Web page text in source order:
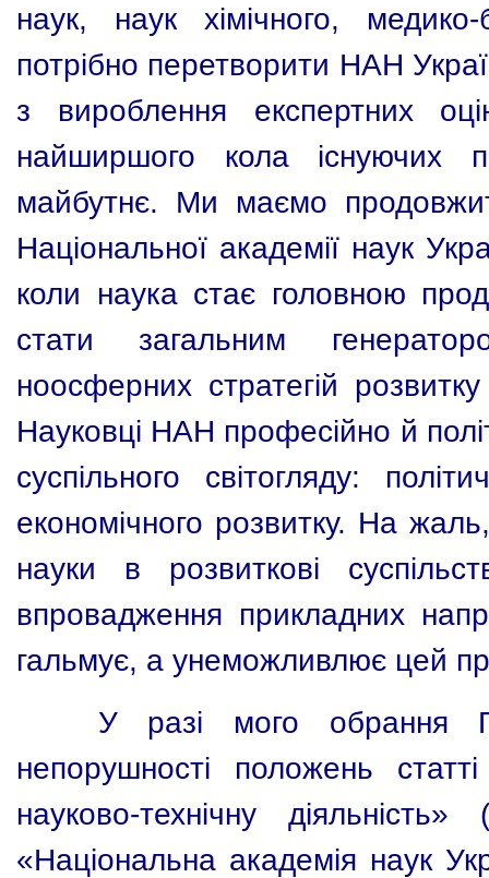
наук, наук хімічного, медико-
потрібно перетворити НАН
з вироблення експертних
найширшого кола існуючих
майбутнє. Ми маємо
Національної академії наук
коли наука стає головною
стати загальним
ноосферних стратегій
Науковці НАН професійно й
суспільного світогляду:
економічного розвитку. На жаль,
науки в розвиткові
впровадження прикладних
гальмує, а унеможливлює цей
У разі мого обрання
непорушності положень
науково-технічну
«Національна академія наук